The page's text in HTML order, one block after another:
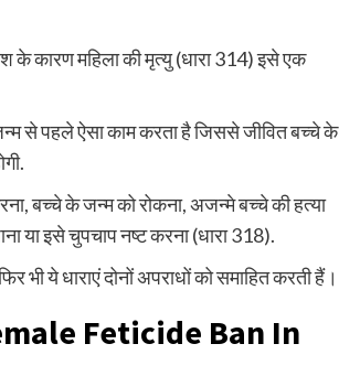
के कारण महिला की मृत्यु (धारा 314) इसे एक
से पहले ऐसा काम करता है जिससे जीवित बच्चे के
बच्चे के जन्म को रोकना, अजन्मे बच्चे की हत्या
या इसे चुपचाप नष्ट करना (धारा 318).
भी ये धाराएं दोनों अपराधों को समाहित करती हैं।
Feticide Ban In